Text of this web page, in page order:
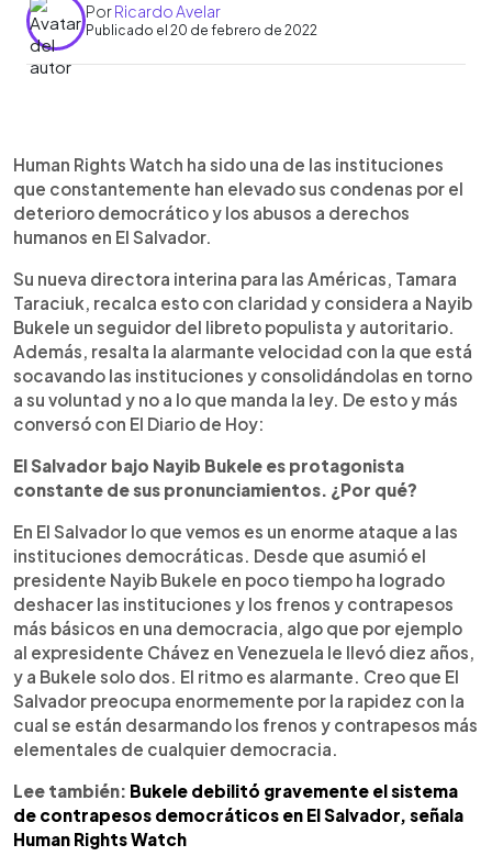
PorRicardo Avelar
Publicado el 20 de febrero de 2022
► Escuchar artículo
Human Rights Watch ha sido una de las instituciones
que constantemente han elevado sus condenas por el
deterioro democrático y los abusos a derechos
humanos en El Salvador.
Su nueva directora interina para las Américas, Tamara
Taraciuk, recalca esto con claridad y considera a Nayib
Bukele un seguidor del libreto populista y autoritario.
Además, resalta la alarmante velocidad con la que está
socavando las instituciones y consolidándolas en torno
a su voluntad y no a lo que manda la ley. De esto y más
conversó con El Diario de Hoy:
El Salvador bajo Nayib Bukele es protagonista
constante de sus pronunciamientos. ¿Por qué?
En El Salvador lo que vemos es un enorme ataque a las
instituciones democráticas. Desde que asumió el
presidente Nayib Bukele en poco tiempo ha logrado
deshacer las instituciones y los frenos y contrapesos
más básicos en una democracia, algo que por ejemplo
al expresidente Chávez en Venezuela le llevó diez años,
y a Bukele solo dos. El ritmo es alarmante. Creo que El
Salvador preocupa enormemente por la rapidez con la
cual se están desarmando los frenos y contrapesos más
elementales de cualquier democracia.
Lee también: Bukele debilitó gravemente el sistema
de contrapesos democráticos en El Salvador, señala
Human Rights Watch